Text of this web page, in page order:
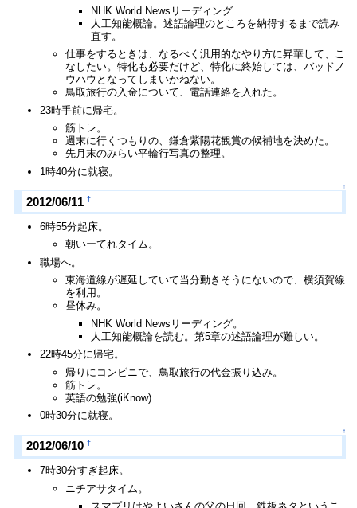
NHK World Newsリーディング
人工知能概論。述語論理のところを納得するまで読み
直す。
仕事をするときは、なるべく汎用的なやり方に昇華して、こ
なしたい。特化も必要だけど、特化に終始しては、バッドノ
ウハウとなってしまいかねない。
鳥取旅行の入金について、電話連絡を入れた。
23時手前に帰宅。
筋トレ。
週末に行くつもりの、鎌倉紫陽花観賞の候補地を決めた。
先月末のみらい平輪行写真の整理。
1時40分に就寝。
↑
2012/06/11 †
6時55分起床。
朝いーてれタイム。
職場へ。
東海道線が遅延していて当分動きそうにないので、横須賀線
を利用。
昼休み。
NHK World Newsリーディング。
人工知能概論を読む。第5章の述語論理が難しい。
22時45分に帰宅。
帰りにコンビニで、鳥取旅行の代金振り込み。
筋トレ。
英語の勉強(iKnow)
0時30分に就寝。
↑
2012/06/10 †
7時30分すぎ起床。
ニチアサタイム。